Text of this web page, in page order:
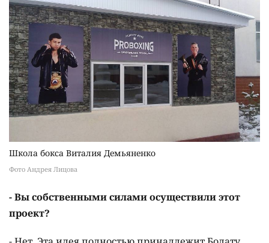
Фото Андрея Лицова
Школа бокса Виталия Демьяненко
- Вы собственными силами осуществили этот
проект?